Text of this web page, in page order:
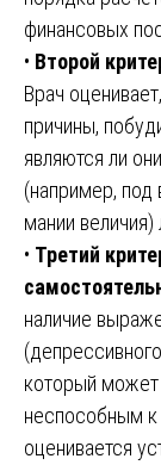
финансовых
• Второй
Врач
причины,
являются ли
(например, под
мании
• Третий
наличие
который может
неспособным
оценивается